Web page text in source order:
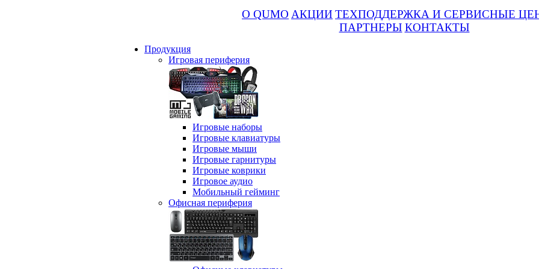
О QUMO АКЦИИ ТЕХПОДДЕРЖКА И СЕРВИСНЫЕ
ПАРТНЕРЫ КОНТАКТЫ
Продукция
Игровая периферия
Игровые наборы
Игровые клавиатуры
Игровые мыши
Игровые гарнитуры
Игровые коврики
Игровое аудио
Мобильный гейминг
Офисная периферия